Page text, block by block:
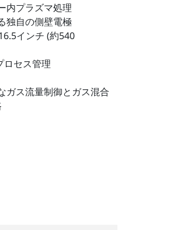
内プラズマ処理
独自の側壁電極
インチ (約540
ロセス管理
ガス流量制御とガス混合